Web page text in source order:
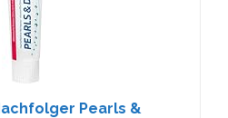
Pearls &